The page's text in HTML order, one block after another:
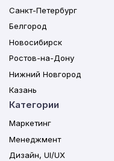
Санкт-Петербург
Белгород
Новосибирск
Ростов-на-Дону
Нижний Новгород
Казань
Категории
Маркетинг
Менеджмент
Дизайн, UI/UX